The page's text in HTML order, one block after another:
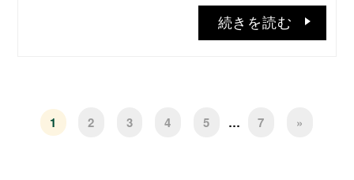
続きを読む
1 2 3 4 5 … 7 »